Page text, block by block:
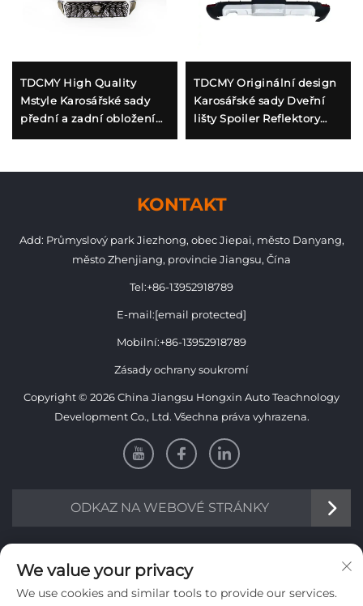
TDCMY High Quality
Mstyle Karosářské sady
přední a zadní obložení
FJ150
TDCMY Originální design
Karosářské sady Dveřní
lišty Spoiler Reflektory
LC300GR
KONTAKT
Add: Průmyslový park Jiezhong, obec Jiepai, město Danyang,
město Zhenjiang, provincie Jiangsu, Čína
Tel:+86-13952918789
E-mail:[email protected]
Mobilní:+86-13952918789
Zásady ochrany soukromí
Copyright © 2026 China Jiangsu Hongxin Auto Teachnology
Development Co., Ltd. Všechna práva vyhrazena.
ODKAZ NA WEBOVÉ STRÁNKY
INFORMACE
Přihlaste se k odběru našeho týdenního newsletteru
We value your privacy
We use cookies and similar tools to provide our services.